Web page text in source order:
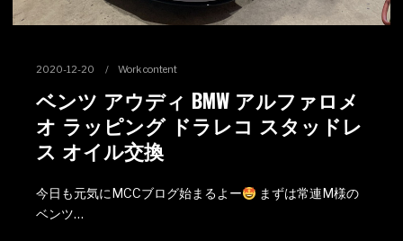
2020-12-20 Work content
ベンツ アウディ BMW アルファロメ
オ ラッピング ドラレコ スタッドレ
ス オイル交換
今日も元気にMCCブログ始まるよー
まずは常連M様の
ベンツ…